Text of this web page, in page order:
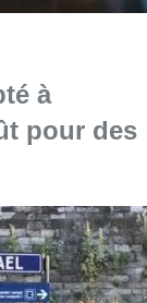
à
pour des